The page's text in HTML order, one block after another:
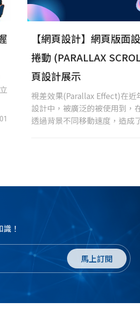
【網頁設計】網頁版面
捲動 (PARALLAX
頁設計展示
視差效果(Parallax Effect)在近
設計中，被廣泛的被使用到，
透過背景不同移動速度，造成
！
馬上訂閱